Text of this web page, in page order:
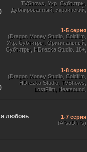
TVShows, Укр. Субтитры,
Дублированный, Украинский,
1-5 серия
(Dragon Money Studio, Coldfilm,
Укр. Субтитры, Оригинальный,
Субтитры, HDrezka Studio. 18+,
1-8 серия
(Dragon Money Studio, Coldfilm,
HDrezka Studio, TVShows,
LostFilm, Heatsound,
любовь
1-7 серия
(AlisaDirilis)